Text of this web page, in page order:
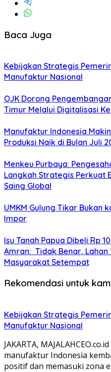
Baca Juga
Kebijakan Strategis
Manufaktur Nasional
OJK Dorong
Timur Melalui Digitalisasi
Manufaktur Indonesia
Produksi Naik di Bulan Juli
Menkeu Purbaya:
Langkah Strategis Perkuat
Saing Global
UMKM Gulung Tikar Bukan
Impor
Isu Tanah Papua Dibeli Rp
Amran: Tidak Benar, Lahan
Masyarakat Setempat
Rekomendasi untuk
Kebijakan Strategis
Manufaktur Nasional
JAKARTA,
manufaktur Indonesia
positif dan memasuki zona